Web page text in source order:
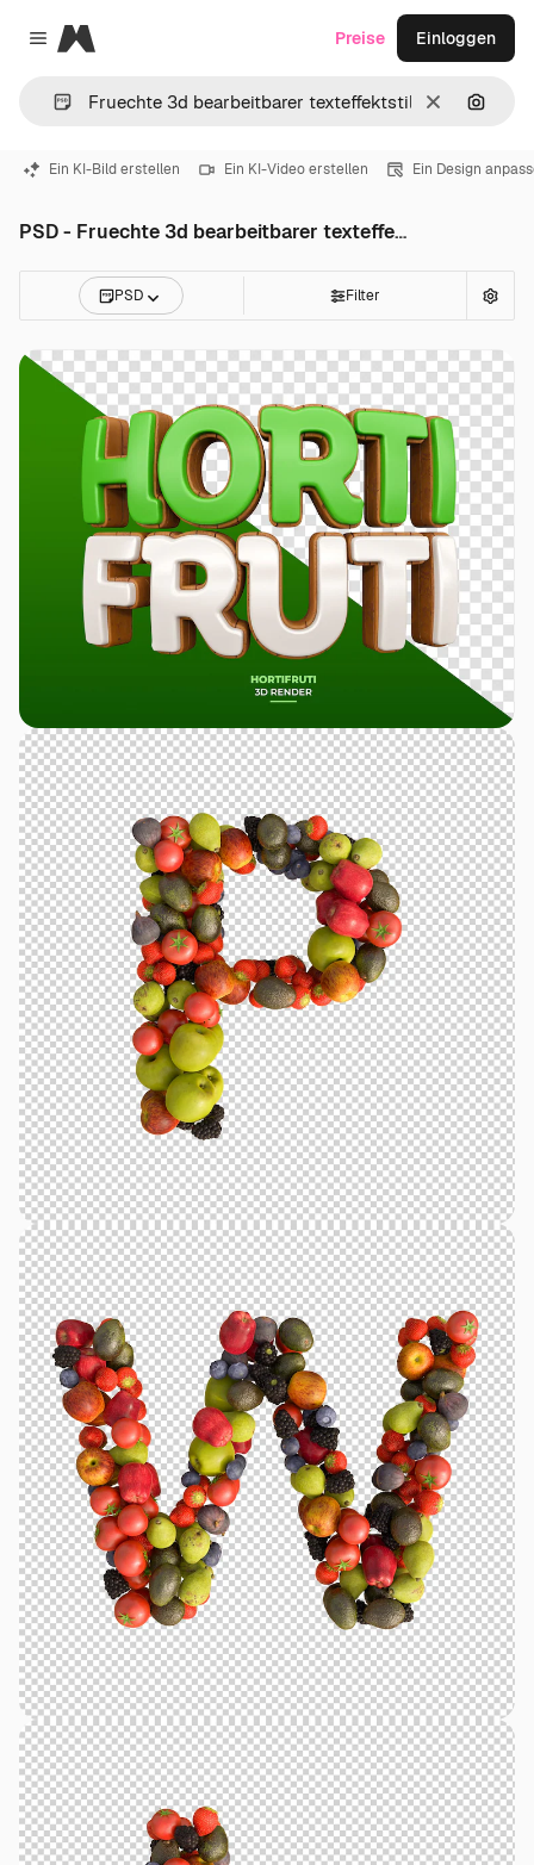
Close menu
Magnific
LöschenNach
Preise Einloggen
Ein KI-Bild erstellen Ein KI-Video erstellen Ein Design
PSD - Fruechte 3d bearbeitbarer texteffektstil
PSD Filter